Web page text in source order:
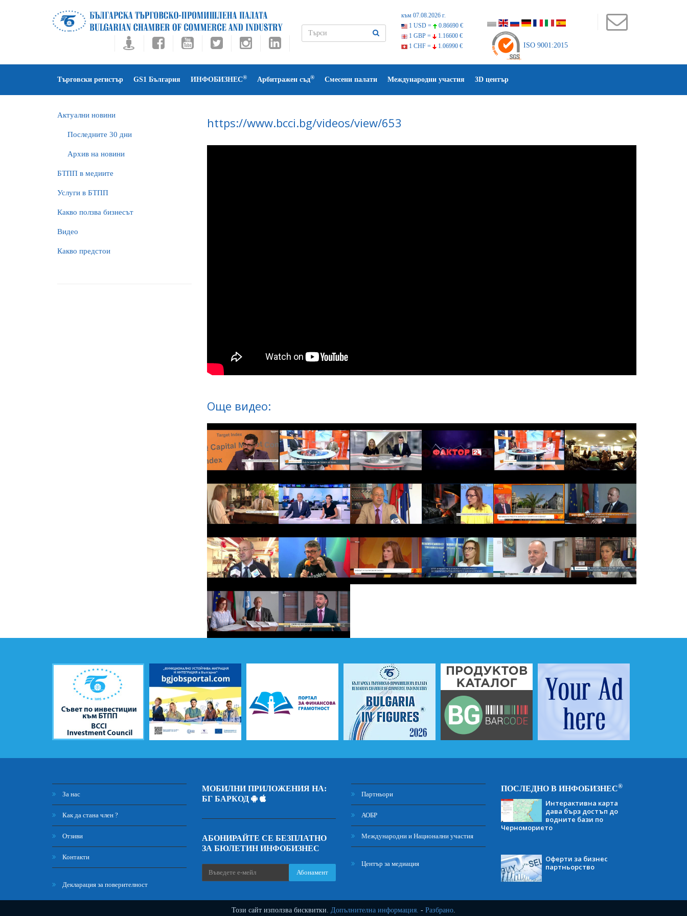
Този сайт използва бисквитки. Допълнителна информация. - Разбрано.
към 07.08.2026 г.
1 USD =
0.86690 €
1 GBP =
1.16600 €
1 CHF =
1.06990 € ISO 9001:2015
Търговски регистър GS1 България ИНФОБИЗНЕС® Арбитражен съд® Смесени палати Международни участия 3D център
Актуални новини
Последните 30 дни
Архив на новини
БTПП в медиите
Услуги в БТПП
Какво ползва бизнесът
Видео
Какво предстои
https://www.bcci.bg/videos/view/653
Още видео:
За нас
Как да стана член ?
Отзиви
Контакти
Декларация за поверителност
МОБИЛНИ ПРИЛОЖЕНИЯ НА:
БГ БАРКОД
АБОНИРАЙТЕ СЕ БЕЗПЛАТНО
ЗА БЮЛЕТИН ИНФОБИЗНЕС
Абонамент
Партньори
АОБР
Международни и Национални участия
Център за медиация
ПОСЛЕДНО В ИНФОБИЗНЕС®
Интерактивна карта
дава бърз достъп до
водните бази по
Черноморието
Оферти за бизнес
партньорство